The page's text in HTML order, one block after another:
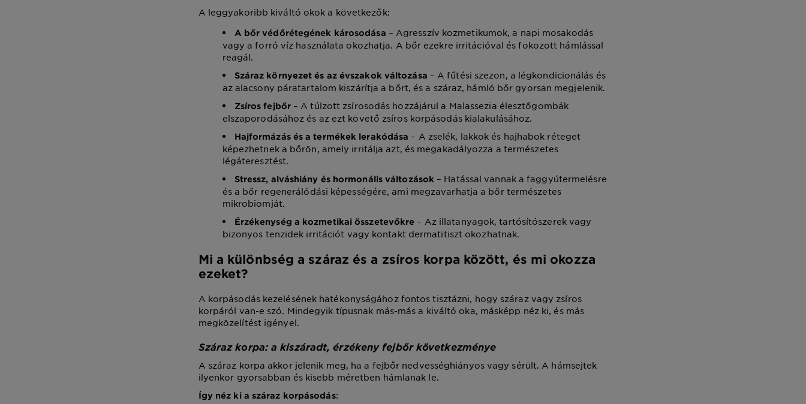
A leggyakoribb kiváltó okok a következők:
A bőr védőrétegének károsodása – Agresszív kozmetikumok, a napi mosakodás
vagy a forró víz használata okozhatja. A bőr ezekre irritációval és fokozott hámlással
reagál.
Száraz környezet és az évszakok változása – A fűtési szezon, a légkondicionálás és
az alacsony páratartalom kiszárítja a bőrt, és a száraz, hámló bőr gyorsan megjelenik.
Zsíros fejbőr– A túlzott zsírosodás hozzájárul a Malassezia élesztőgombák
elszaporodásához és az ezt követő zsíros korpásodás kialakulásához.
Hajformázás és a termékek lerakódása – A zselék, lakkok és hajhabok réteget
képezhetnek a bőrön, amely irritálja azt, és megakadályozza a természetes
légáteresztést.
Stressz, alváshiány és hormonális változások – Hatással vannak a faggyútermelésre
és a bőr regenerálódási képességére, ami megzavarhatja a bőr természetes
mikrobiomját.
Érzékenység a kozmetikai összetevőkre – Az illatanyagok, tartósítószerek vagy
bizonyos tenzidek irritációt vagy kontakt dermatitiszt okozhatnak.
Mi a különbség a száraz és a zsíros korpa között, és mi okozza
ezeket?
A korpásodás kezelésének hatékonyságához fontos tisztázni, hogy száraz vagy zsíros
korpáról van-e szó. Mindegyik típusnak más-más a kiváltó oka, másképp néz ki, és más
megközelítést igényel.
Száraz korpa: a kiszáradt, érzékeny fejbőr következménye
A száraz korpa akkor jelenik meg, ha a fejbőr nedvességhiányos vagy sérült. A hámsejtek
ilyenkor gyorsabban és kisebb méretben hámlanak le.
Így néz ki a száraz korpásodás: